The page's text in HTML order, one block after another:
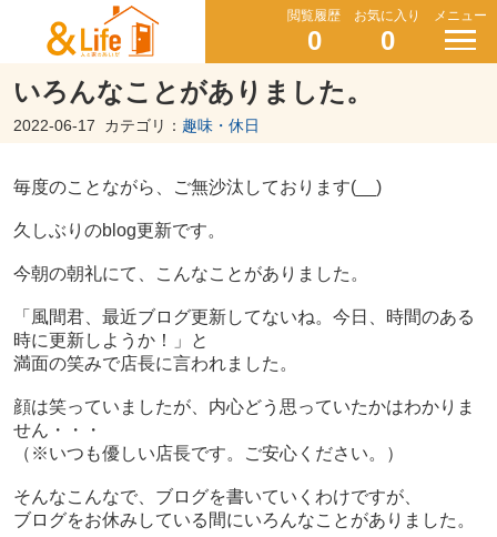
閲覧履歴
0
お気に入り
0
メニュー
いろんなことがありました。
2022-06-17 カテゴリ： 趣味・休日
毎度のことながら、ご無沙汰しております(__)
久しぶりのblog更新です。
今朝の朝礼にて、こんなことがありました。
「 風間君、最近ブログ更新してないね。 今日、時間のある
時に更新しようか！」と
満面の笑みで店長に言われました。
顔は笑っていましたが、内心どう思っていたかはわかりま
せん・・・
（※いつも優しい店長です。ご安心ください。）
そんなこんなで、ブログを書いていくわけですが、
ブログをお休みしている間にいろんなことがありました。